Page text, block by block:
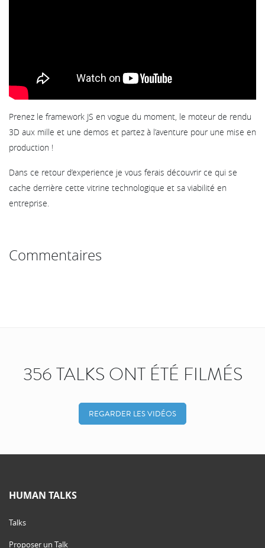
Prenez le framework JS en vogue du moment, le moteur de rendu
3D aux mille et une demos et partez à l’aventure pour une mise en
production !
Dans ce retour d’experience je vous ferais découvrir ce qui se
cache derrière cette vitrine technologique et sa viabilité en
entreprise.
Commentaires
356 TALKS ONT ÉTÉ FILMÉS
REGARDER LES VIDÉOS
HUMAN TALKS
Talks
Proposer un Talk